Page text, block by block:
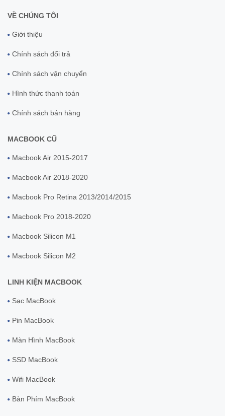
VỀ CHÚNG TÔI
Giới thiệu
Chính sách đổi trả
Chính sách vận chuyển
Hình thức thanh toán
Chính sách bán hàng
MACBOOK CŨ
Macbook Air 2015-2017
Macbook Air 2018-2020
Macbook Pro Retina 2013/2014/2015
Macbook Pro 2018-2020
Macbook Silicon M1
Macbook Silicon M2
LINH KIỆN MACBOOK
Sạc MacBook
Pin MacBook
Màn Hình MacBook
SSD MacBook
Wifi MacBook
Bàn Phím MacBook